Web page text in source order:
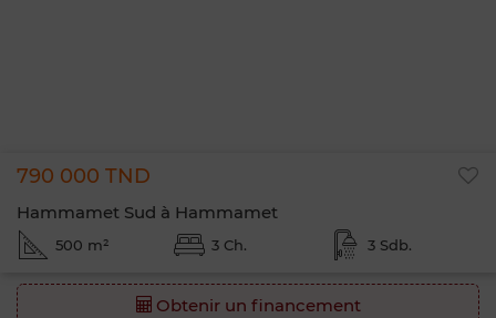
790 000 TND
Hammamet Sud à Hammamet
500 m² 3 Ch. 3 Sdb.
Obtenir un financement